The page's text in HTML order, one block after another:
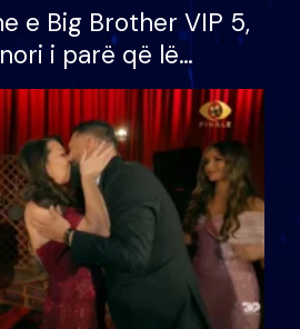
e Big Brother VIP 5,
i parë që lë
mundësinë për
e madh